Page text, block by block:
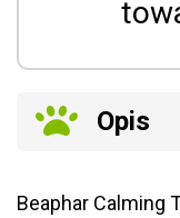
Opis
Beaphar Calming